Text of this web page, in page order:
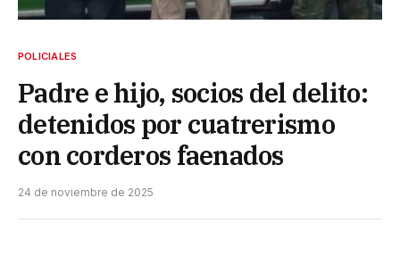
POLICIALES
Padre e hijo, socios del delito:
detenidos por cuatrerismo
con corderos faenados
24 de noviembre de 2025